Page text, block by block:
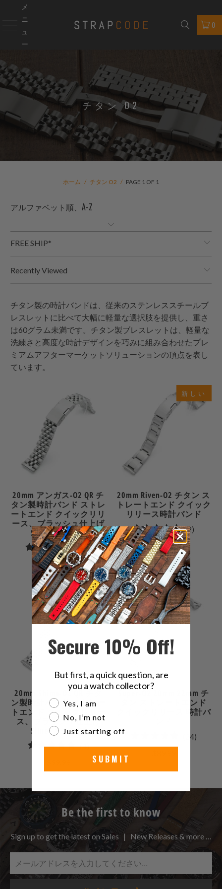
メ
ニ
ュ
ー
0
チタン O2
ホーム / チタン O2 / PAGE 1 OF 1
FREE SHIP*
Recently Viewed
チタン製の時計バンドは、従来のステンレススチールブ
レスレットに比べて大幅に軽量な選択肢を提供し、重さ
は60グラム未満です。 チタン製ブレスレットは、軽量な
洗練さと高度な時計デザインを巧みに組み合わせたプレ
ミアムアフターマーケットソリューションの頂点を表し
ています。
20mm アンガス-O2 QR チ
タン製時計バンド ストレ
ートエンド クイックリリ
ース、ブラッシュ仕上げ
Slineaクラスプ
(10)10
合
計
レ
ビ
ュ
ー
$99.99
新しい
20mm Riven-O2 チタン ス
トレートエンド クイック
リリース時計バンド
(2)
ー
$89.99
新しい
20mm Shima-O2 QR チタ
ン製時計バンド ストレー
トエンド クイックリリー
ス、ブラッシュ仕上げ
Slineaクラスプ
(4)4
合
計
ビ
ュ
ー
Super-O2 20mm 22mm チ
タン ストレートエンド
クイックリリース 時計バ
(24)24
Be the first to know
Sign up to get the latest on Sales | New Releases & more …
Secure 10% Off!
But first, a quick question, are
you a watch collector?
Are you a watch collector?
Yes, I am
No, I’m not
Just starting off
SUBMIT